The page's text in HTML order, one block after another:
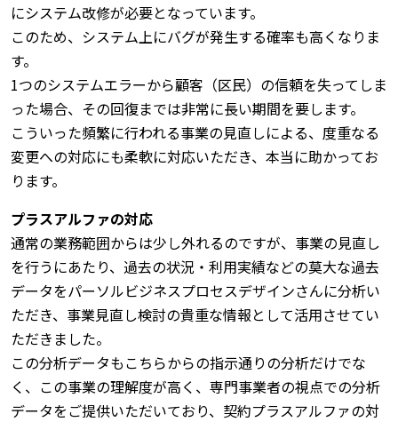
にシステム改修が必要となっています。
このため、システム上にバグが発生する確率も高くなりま
す。
1つのシステムエラーから顧客（区民）の信頼を失ってしま
った場合、その回復までは非常に長い期間を要します。
こういった頻繁に行われる事業の見直しによる、度重なる
変更への対応にも柔軟に対応いただき、本当に助かってお
ります。
プラスアルファの対応
通常の業務範囲からは少し外れるのですが、事業の見直し
を行うにあたり、過去の状況・利用実績などの莫大な過去
データをパーソルビジネスプロセスデザインさんに分析い
ただき、事業見直し検討の貴重な情報として活用させてい
ただきました。
この分析データもこちらからの指示通りの分析だけでな
く、この事業の理解度が高く、専門事業者の視点での分析
データをご提供いただいており、契約プラスアルファの対